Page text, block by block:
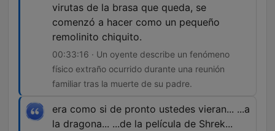
virutas de la brasa que queda, se
comenzó a hacer como un pequeño
remolinito chiquito.
00:33:16 · Un oyente describe un fenómeno
físico extraño ocurrido durante una reunión
familiar tras la muerte de su padre.
era como si de pronto ustedes vieran... ...a
la dragona... ...de la película de Shrek...